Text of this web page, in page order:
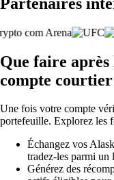
Que faire
compte
Une fois votre compte
portefeuille. Explorez les
Échangez vos
tradez-les parmi un
Générez des